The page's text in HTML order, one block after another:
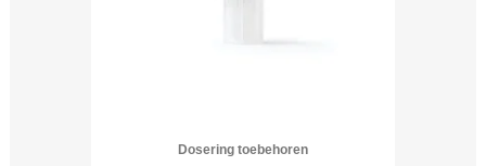
Dosering toebehoren